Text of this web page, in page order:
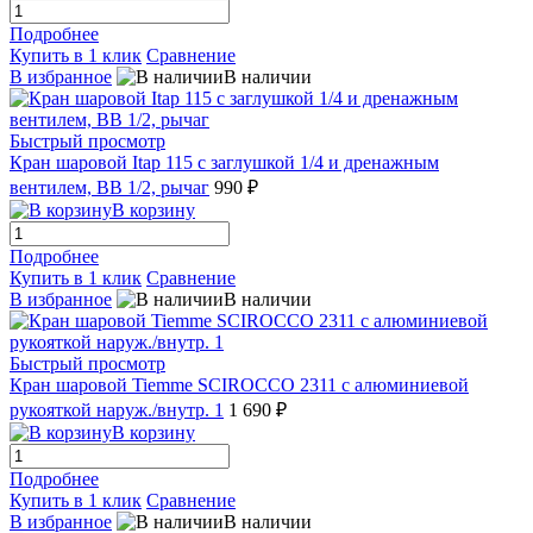
Подробнее
Купить в 1 клик Сравнение
В избранное
В наличии
Быстрый просмотр
Кран шаровой Itap 115 с заглушкой 1/4 и дренажным
вентилем, ВВ 1/2, рычаг 990 ₽
В корзину
Подробнее
Купить в 1 клик Сравнение
В избранное
В наличии
Быстрый просмотр
Кран шаровой Tiemme SCIROCCO 2311 с алюминиевой
рукояткой наруж./внутр. 1 1 690 ₽
В корзину
Подробнее
Купить в 1 клик Сравнение
В избранное
В наличии